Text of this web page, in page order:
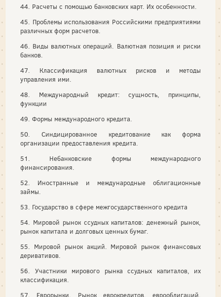
44. Расчеты с помощью банковских карт. Их особенности.
45. Проблемы использования Российскими предприятиями
различных форм расчетов.
46. Виды валютных операций. Валютная позиция и риски
банков.
47. Классификация валютных рисков и методы
управления ими.
48. Международный кредит: сущность, принципы,
функции
49. Формы международного кредита.
50. Синдицированное кредитование как форма
организации предоставления кредита.
51. Небанковские формы международного
финансирования.
52. Иностранные и международные облигационные
займы.
53. Государство в сфере межгосударственного кредита
54. Мировой рынок ссудных капиталов: денежный рынок,
рынок капитала и долговых ценных бумаг.
55. Мировой рынок акций. Мировой рынок финансовых
деривативов.
56. Участники мирового рынка ссудных капиталов, их
классификация.
57. Еврорынки. Рынок еврокредитов, еврооблигаций,